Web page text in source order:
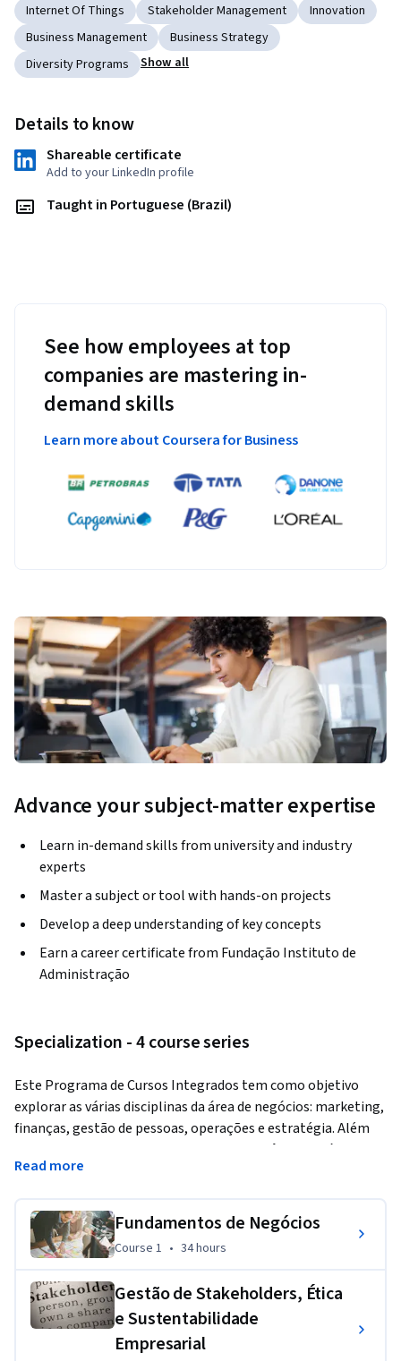
Ao final, você será capaz de empregar as ferramentas básicas
de gestão destas áreas, aplicar as principais ferramentas de
gestão de stakeholders. compreender os elementos de
reconhecer os negócios de impacto social e suas principais
Applied Learning Project
cursos integrados.
Internet Of Things Stakeholder Management
Innovation
Business Management
Business Strategy
Diversity Programs
Show all
Details to know
Shareable certificate
Add to your LinkedIn profile
Taught in Portuguese (Brazil)
See how employees at top
companies are mastering in-
demand skills
Learn more about Coursera for Business
Advance your subject-matter expertise
Learn in-demand skills from university and industry
experts
Master a subject or tool with hands-on projects
Develop a deep understanding of key concepts
Earn a career certificate from Fundação Instituto de
Administração
Specialization - 4 course series
Este Programa de Cursos Integrados tem como objetivo
explorar as várias disciplinas da área de negócios: marketing,
finanças, gestão de pessoas, operações e estratégia. Além
disso, aprofunda-se em temas contemporâneos da área de
negócios como: gestão de stakeholders, sustentabilidade e
diversidade, globalização e desglobalização e Global Value
Chains – GVC.
de gestão destas áreas, aplicar as principais ferramentas de
gestão de stakeholders. compreender os elementos de
inovação de cada componente dos modelos de negócios e
Read more
Fundamentos de Negócios
Course 1 34 hours
Course 1 • 34 hours
Gestão de Stakeholders, Ética
e Sustentabilidade
Empresarial